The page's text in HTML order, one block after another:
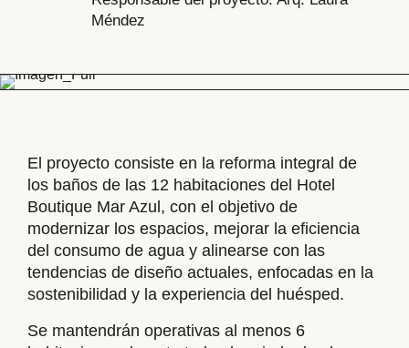
Méndez
El proyecto consiste en la reforma integral de
los baños de las 12 habitaciones del Hotel
Boutique Mar Azul, con el objetivo de
modernizar los espacios, mejorar la eficiencia
del consumo de agua y alinearse con las
tendencias de diseño actuales, enfocadas en la
sostenibilidad y la experiencia del huésped.
Se mantendrán operativas al menos 6